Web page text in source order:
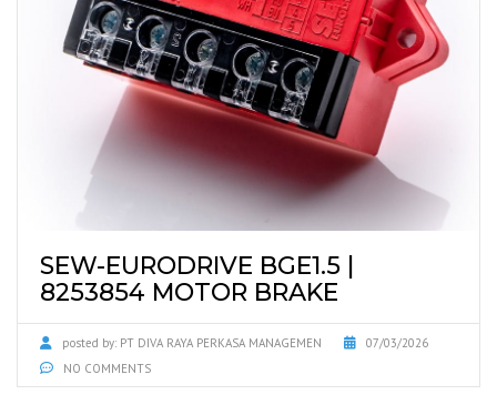
SEW-EURODRIVE BGE1.5 |
8253854 MOTOR BRAKE
posted by: PT DIVA RAYA PERKASA MANAGEMEN
07/03/2026
NO COMMENTS